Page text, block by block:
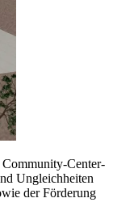
Community-Center-
Ungleichheiten
der Förderung